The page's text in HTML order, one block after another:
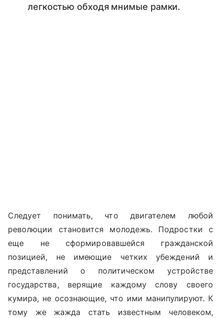
легкостью обходя мнимые рамки.
Следует понимать, что двигателем любой
революции становится молодежь. Подростки с
еще не сформировавшейся гражданской
позицией, не имеющие четких убеждений и
представлений о политическом устройстве
государства, верящие каждому слову своего
кумира, не осознающие, что ими манипулируют. К
тому же жажда стать известным человеком,